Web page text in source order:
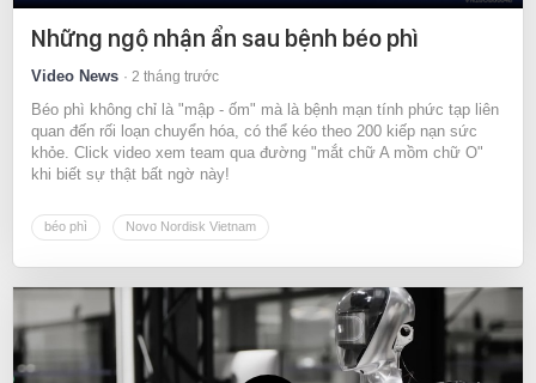
Những ngộ nhận ẩn sau bệnh béo phì
Video News 2 tháng trước
Béo phì không chỉ là "mập - ốm" mà là bệnh mạn tính phức tạp liên
quan đến rối loạn chuyển hóa, có thể kéo theo 200 kiếp nạn sức
khỏe. Click video xem team qua đường "mắt chữ A mồm chữ O"
khi biết sự thật bất ngờ này!
béo phì Novo Nordisk Vietnam